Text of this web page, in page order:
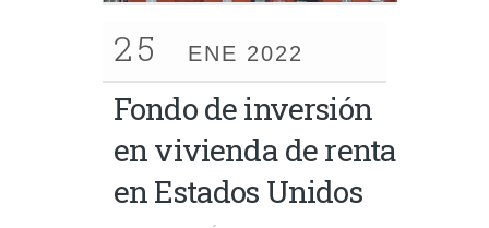
25 ENE 2022
Fondo de inversión
en vivienda de renta
en Estados Unidos